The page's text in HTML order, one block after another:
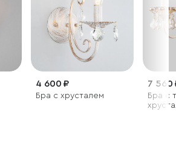
4 600 ₽
Бра с хрусталем
7 560
Бра с